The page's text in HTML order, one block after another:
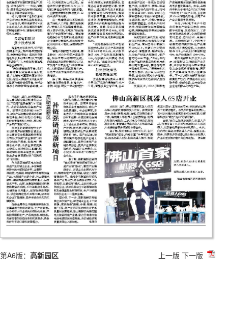
第A6版： 高新园区 上一版 下一版